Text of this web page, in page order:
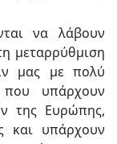
να λάβουν
μεταρρύθμιση
μας με πολύ
υπάρχουν
της Ευρώπης,
και υπάρχουν